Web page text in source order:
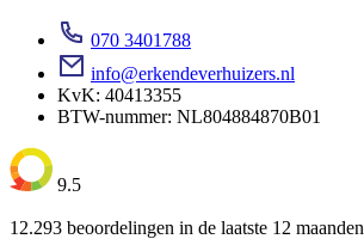
070 3401788
info@erkendeverhuizers.nl
KvK: 40413355
BTW-nummer: NL804884870B01
9.5
12.293 beoordelingen in de laatste 12 maanden